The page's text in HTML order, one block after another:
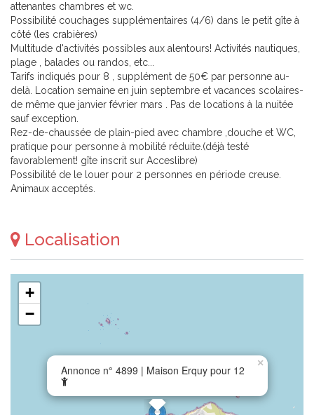
attenantes chambres et wc.
Possibilité couchages supplémentaires (4/6) dans le petit gîte à
côté (les crabières)
Multitude d'activités possibles aux alentours! Activités nautiques,
plage , balades ou randos, etc...
Tarifs indiqués pour 8 , supplément de 50€ par personne au-
delà. Location semaine en juin septembre et vacances scolaires-
de même que janvier février mars . Pas de locations à la nuitée
sauf exception.
Rez-de-chaussée de plain-pied avec chambre ,douche et WC,
pratique pour personne à mobilité réduite.(déjà testé
favorablement! gîte inscrit sur Acceslibre)
Possibilité de le louer pour 2 personnes en période creuse.
Animaux acceptés.
Localisation
Annonce n° 4899 | Maison Erquy pour 12
×
+
−